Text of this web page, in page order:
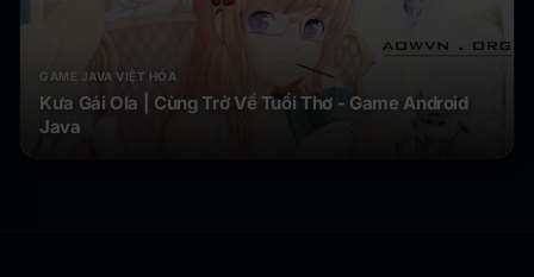
GAME JAVA VIỆT HÓA
Kưa Gái Ola | Cùng Trở Về Tuổi Thơ - Game Android
Java